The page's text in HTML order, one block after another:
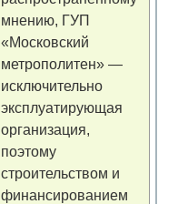
мнению, ГУП
«Московский
метрополитен» —
исключительно
эксплуатирующая
организация,
поэтому
строительством и
финансированием